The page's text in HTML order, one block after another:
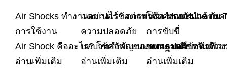
Air Shocks ทำงานอย่างไร? การหน่วง แรงดัน และ
การใช้งาน
Air Shock คืออะไร? โช้คอัพแบบมาตรฐานทำหน้าที
อ่านเพิ่มเติม
แดมเปอร์ข้อต่อพ่วง: คำแนะนำด้าน
ความปลอดภัย
บทบาทสำคัญของแดมเปอร์ข้อต่อพ่ว
อ่านเพิ่มเติม
โช๊ค Monotube กับ
การขับขี่
ชนหลุมเดียวกันด้ว
อ่านเพิ่มเติม